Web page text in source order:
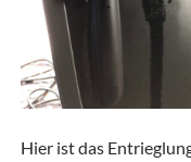
Hier ist das